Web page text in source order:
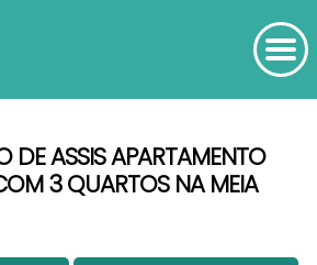
DE ASSIS APARTAMENTO
3 QUARTOS NA MEIA